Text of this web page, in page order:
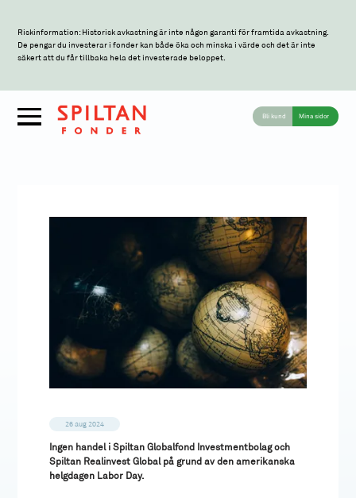
Riskinformation: Historisk avkastning är inte någon garanti för framtida avkastning.
De pengar du investerar i fonder kan både öka och minska i värde och det är inte
säkert att du får tillbaka hela det investerade beloppet.
Bli kund Mina sidor
26 aug 2024
Ingen handel i Spiltan Globalfond Investmentbolag och
Spiltan Realinvest Global på grund av den amerikanska
helgdagen Labor Day.